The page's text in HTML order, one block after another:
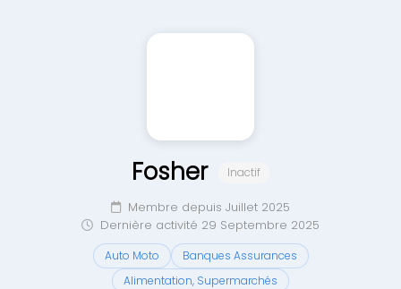
Fosher Inactif
Membre depuis Juillet 2025
Dernière activité 29 Septembre 2025
Auto Moto
Banques Assurances
Alimentation, Supermarchés